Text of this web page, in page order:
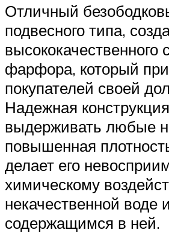
Отличный
подвесного типа,
высококачественного
фарфора, который
покупателей своей
Надежная
выдерживать любые
повышенная
делает его
химическому
некачественной воде
содержащимся в ней.